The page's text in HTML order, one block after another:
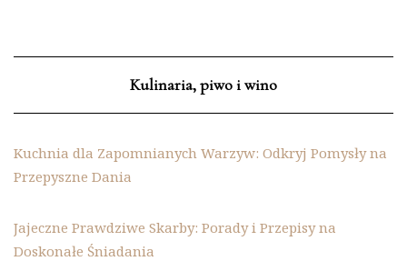
Kulinaria, piwo i wino
Kuchnia dla Zapomnianych Warzyw: Odkryj Pomysły na
Przepyszne Dania
Jajeczne Prawdziwe Skarby: Porady i Przepisy na
Doskonałe Śniadania